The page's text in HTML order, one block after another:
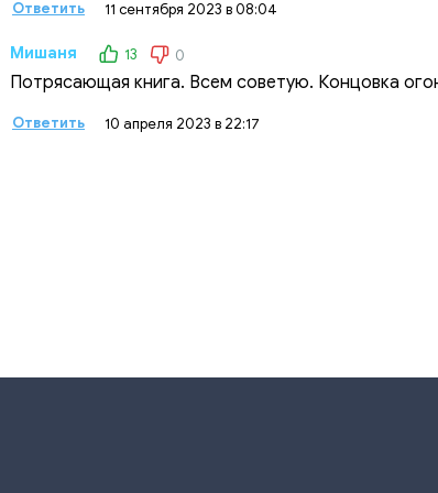
Ответить 11 сентября 2023 в 08:04
Мишаня 13 0
Потрясающая книга. Всем советую. Концовка
Ответить 10 апреля 2023 в 22:17